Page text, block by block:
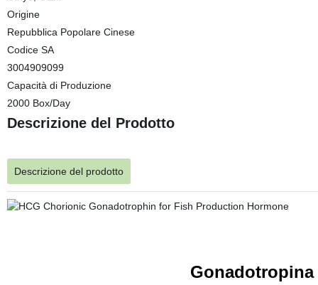
Origine
Repubblica Popolare Cinese
Codice SA
3004909099
Capacità di Produzione
2000 Box/Day
Descrizione del Prodotto
Descrizione del prodotto